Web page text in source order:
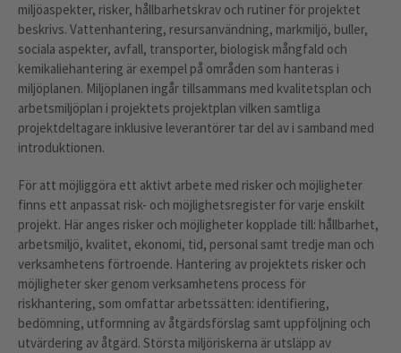
miljöaspekter, risker, hållbarhetskrav och rutiner för projektet
beskrivs. Vattenhantering, resursanvändning, markmiljö, buller,
sociala aspekter, avfall, transporter, biologisk mångfald och
kemikaliehantering är exempel på områden som hanteras i
miljöplanen. Miljöplanen ingår tillsammans med kvalitetsplan och
arbetsmiljöplan i projektets projektplan vilken samtliga
projektdeltagare inklusive leverantörer tar del av i samband med
introduktionen.
För att möjliggöra ett aktivt arbete med risker och möjligheter
finns ett anpassat risk- och möjlighetsregister för varje enskilt
projekt. Här anges risker och möjligheter kopplade till: hållbarhet,
arbetsmiljö, kvalitet, ekonomi, tid, personal samt tredje man och
verksamhetens förtroende. Hantering av projektets risker och
möjligheter sker genom verksamhetens process för
riskhantering, som omfattar arbetssätten: identifiering,
bedömning, utformning av åtgärdsförslag samt uppföljning och
utvärdering av åtgärd. Största miljöriskerna är utsläpp av